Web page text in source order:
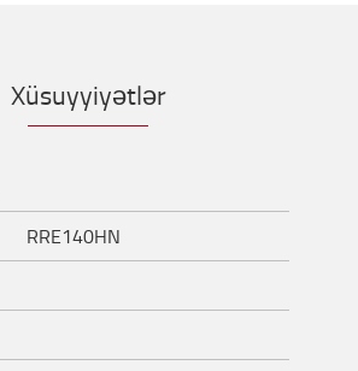
Xüsuyyiyətlər
RRE140HN